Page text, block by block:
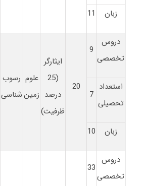
زبان 11
دروس
تخصصی
9
20
ایثارگر
(25
درصد
ظرفیت)
علوم
زمین
رسوب
شناسی
استعداد
تحصیلی
7
زبان 10
دروس
تخصصی
33